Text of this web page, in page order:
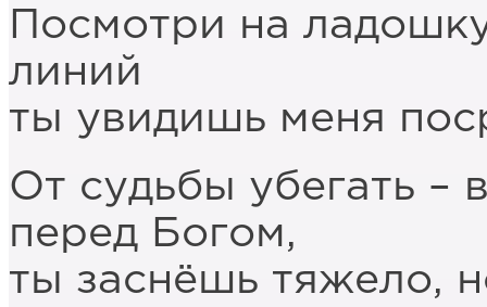
Посмотри на
линий
ты увидишь меня
От судьбы убегать –
перед Богом,
ты заснёшь тяжело,